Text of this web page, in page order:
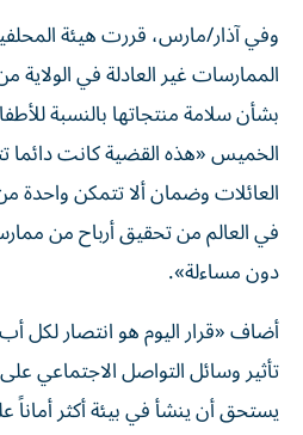
وفي آذار/مارس، قررت هيئة
الممارسات غير العادلة في
بشأن سلامة منتجاتها بالنسبة
الخميس «هذه القضية كانت دائما
العائلات وضمان ألا تتمكن واحدة
في العالم من تحقيق أرباح من
دون مساءلة».
أضاف «قرار اليوم هو انتصار لكل
تأثير وسائل التواصل الاجتماعي
يستحق أن ينشأ في بيئة أكثر أماناً